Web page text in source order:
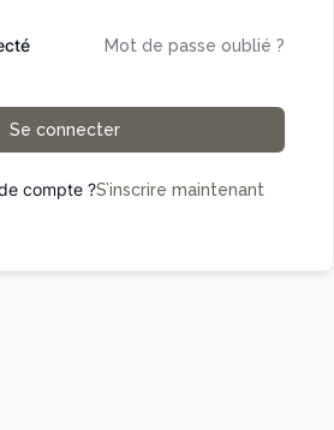
Mot de passe oublié ?
Se connecter
compte ?S’inscrire maintenant